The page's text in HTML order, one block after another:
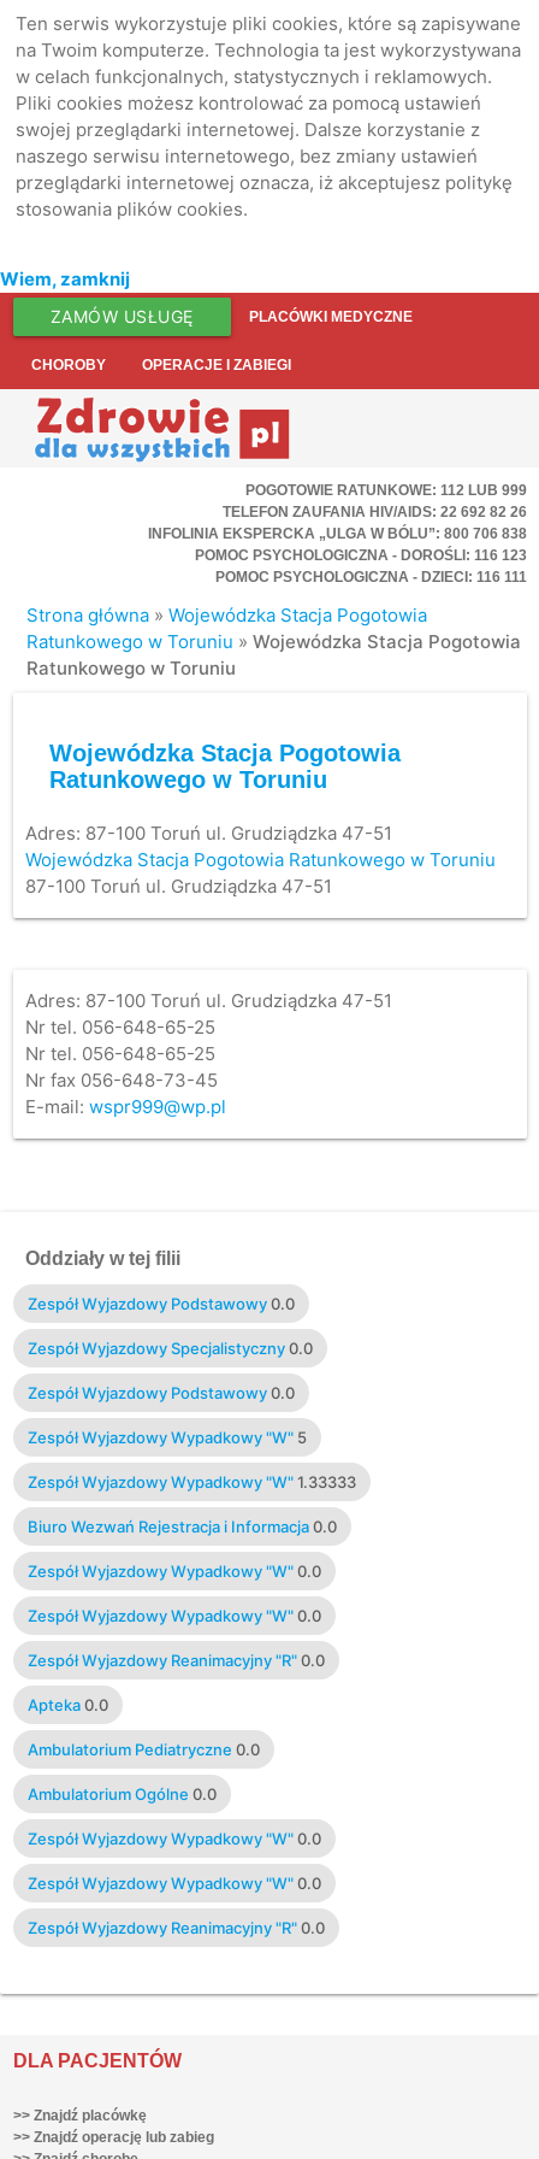
Ten serwis wykorzystuje pliki cookies, które są zapisywane
na Twoim komputerze. Technologia ta jest wykorzystywana
w celach funkcjonalnych, statystycznych i reklamowych.
Pliki cookies możesz kontrolować za pomocą ustawień
swojej przeglądarki internetowej. Dalsze korzystanie z
naszego serwisu internetowego, bez zmiany ustawień
przeglądarki internetowej oznacza, iż akceptujesz politykę
stosowania plików cookies.
Wiem, zamknij
ZAMÓW USŁUGĘ PLACÓWKI MEDYCZNE
CHOROBY OPERACJE I ZABIEGI
POGOTOWIE RATUNKOWE: 112 LUB 999
TELEFON ZAUFANIA HIV/AIDS: 22 692 82 26
INFOLINIA EKSPERCKA „ULGA W BÓLU”: 800 706 838
POMOC PSYCHOLOGICZNA - DOROŚLI: 116 123
POMOC PSYCHOLOGICZNA - DZIECI: 116 111
Strona główna »Wojewódzka Stacja Pogotowia
Ratunkowego w Toruniu »Wojewódzka Stacja Pogotowia
Ratunkowego w Toruniu
Wojewódzka Stacja Pogotowia
Ratunkowego w Toruniu
Adres: 87-100 Toruń ul. Grudziądzka 47-51
Wojewódzka Stacja Pogotowia Ratunkowego w Toruniu
87-100 Toruń ul. Grudziądzka 47-51
Adres: 87-100 Toruń ul. Grudziądzka 47-51
Nr tel. 056-648-65-25
Nr tel. 056-648-65-25
Nr fax 056-648-73-45
E-mail: wspr999@wp.pl
Oddziały w tej filii
Zespół Wyjazdowy Podstawowy 0.0
Zespół Wyjazdowy Specjalistyczny 0.0
Zespół Wyjazdowy Podstawowy 0.0
Zespół Wyjazdowy Wypadkowy "W" 5
Zespół Wyjazdowy Wypadkowy "W" 1.33333
Biuro Wezwań Rejestracja i Informacja 0.0
Zespół Wyjazdowy Wypadkowy "W" 0.0
Zespół Wyjazdowy Wypadkowy "W" 0.0
Zespół Wyjazdowy Reanimacyjny "R" 0.0
Apteka 0.0
Ambulatorium Pediatryczne 0.0
Ambulatorium Ogólne 0.0
Zespół Wyjazdowy Wypadkowy "W" 0.0
Zespół Wyjazdowy Wypadkowy "W" 0.0
Zespół Wyjazdowy Reanimacyjny "R" 0.0
DLA PACJENTÓW
>> Znajdź placówkę
>> Znajdź operację lub zabieg